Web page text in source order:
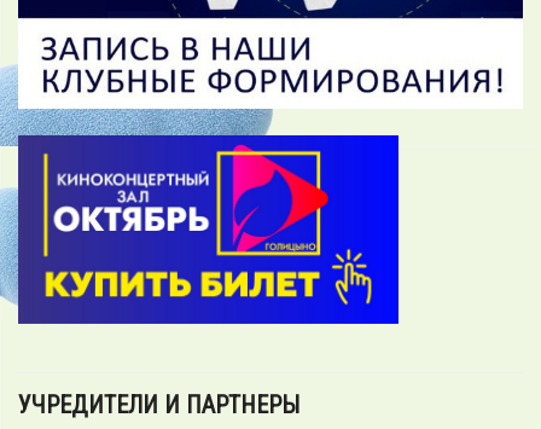
УЧРЕДИТЕЛИ И ПАРТНЕРЫ